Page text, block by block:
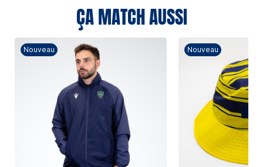
ÇA MATCH AUSSI
Nouveau Nouveau